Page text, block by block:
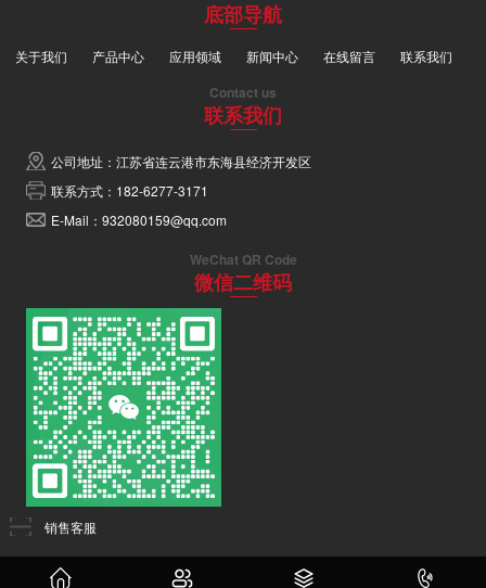
底部导航
关于我们 产品中心 应用领域 新闻中心 在线留言 联系我们
Contact us
联系我们
公司地址：江苏省连云港市东海县经济开发区
联系方式：182-6277-3171
E-Mail：932080159@qq.com
WeChat QR Code
微信二维码
销售客服